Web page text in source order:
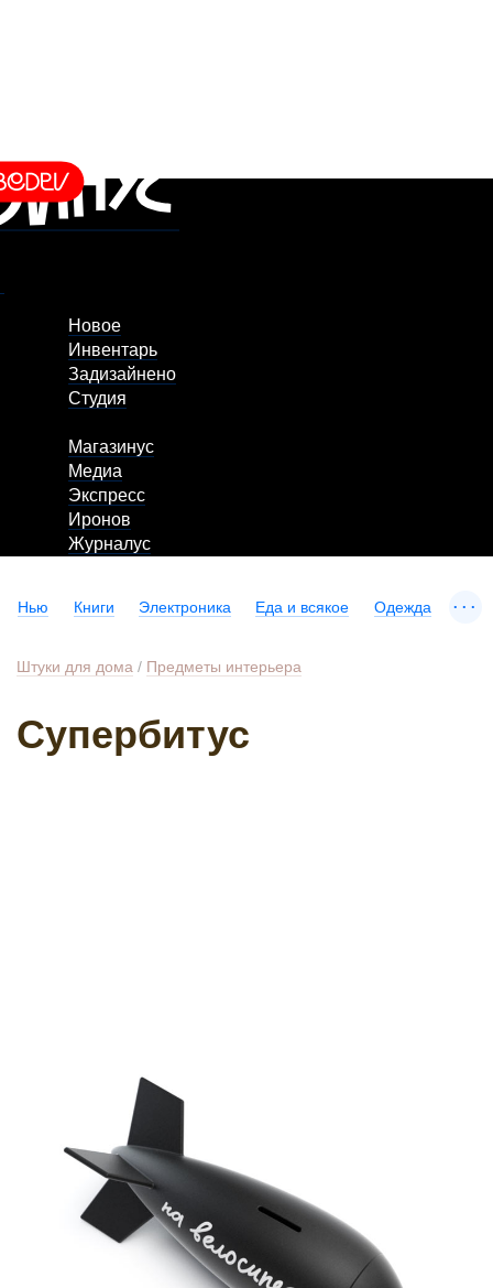
Новое
Инвентарь
Задизайнено
Студия
Магазинус
Медиа
Экспресс
Иронов
Журналус
Нью Книги Электроника Еда и всякое Одежда ...
Штуки для дома / Предметы интерьера
Супербитус